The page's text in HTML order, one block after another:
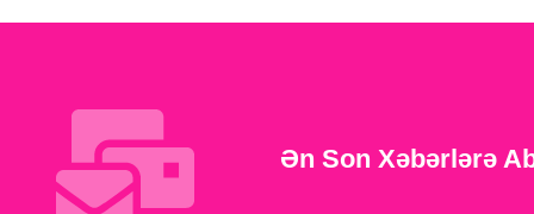
Ən Son Xəbərlərə